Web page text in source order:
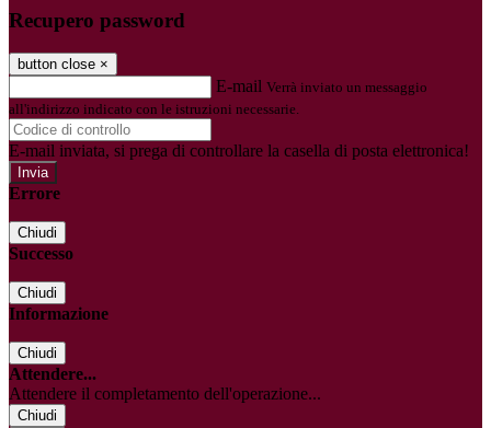
Recupero password
button close ×
E-mail Verrà inviato un messaggio
all'indirizzo indicato con le istruzioni necessarie.
E-mail inviata, si prega di controllare la casella di posta elettronica!
Errore
Chiudi
Successo
Chiudi
Informazione
Chiudi
Attendere...
Attendere il completamento dell'operazione...
Chiudi